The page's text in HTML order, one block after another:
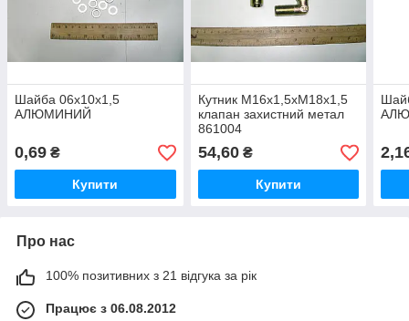
Шайба 06х10х1,5
АЛЮМИНИЙ
0,69 ₴
Купити
Кутник М16х1,5хМ18х1,5
клапан захистний метал
861004
54,60₴
Купити
Про нас
100% позитивних з 21 відгука за рік
Працює з 06.08.2012